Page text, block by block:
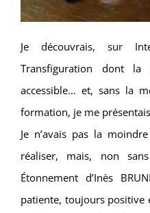
Je découvrais, sur
Transfiguration dont la
accessible… et, sans la
formation, je me
Je n’avais pas la
réaliser, mais, non
Étonnement d’Inès
patiente, toujours positive